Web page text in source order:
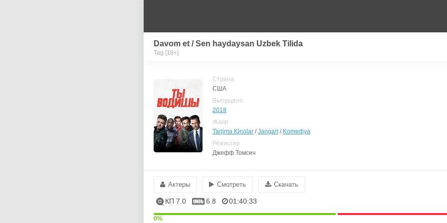
Davom et / Sen haydaysan Uzbek Tilida
Tag [18+]
Страна
США
Выпущено
2018
Жанр
Tarjima Kinolar /Jangari / Komediya
Режиссер
Джефф Томсич
Актеры Смотреть Скачать
КП 7.0 6.8 01:40:33
0%